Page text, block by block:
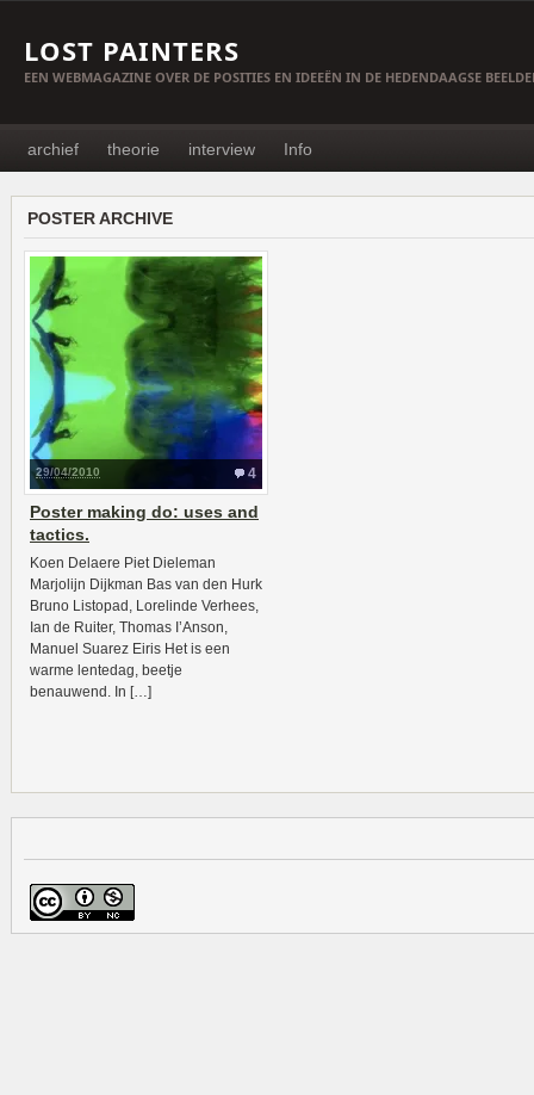
LOST PAINTERS
EEN WEBMAGAZINE OVER DE POSITIES EN IDEEËN IN DE HEDENDAAGSE
archief theorie interview Info
POSTER ARCHIVE
4
29/04/2010
Poster making do: uses and
tactics.
Koen Delaere Piet Dieleman
Marjolijn Dijkman Bas van den Hurk
Bruno Listopad, Lorelinde Verhees,
Ian de Ruiter, Thomas I’Anson,
Manuel Suarez Eiris Het is een
warme lentedag, beetje
benauwend. In […]